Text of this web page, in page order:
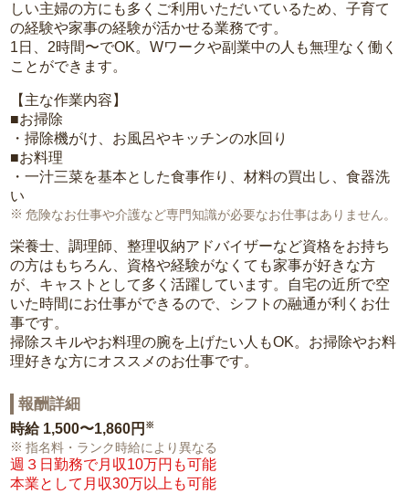
しい主婦の方にも多くご利用いただいているため、子育て
の経験や家事の経験が活かせる業務です。
1日、2時間〜でOK。Wワークや副業中の人も無理なく働く
ことができます。
【主な作業内容】
■お掃除
・掃除機がけ、お風呂やキッチンの水回り
■お料理
・一汁三菜を基本とした食事作り、材料の買出し、食器洗
い
危険なお仕事や介護など専門知識が必要なお仕事はありません。
栄養士、調理師、整理収納アドバイザーなど資格をお持ち
の方はもちろん、資格や経験がなくても家事が好きな方
が、キャストとして多く活躍しています。自宅の近所で空
いた時間にお仕事ができるので、シフトの融通が利くお仕
事です。
掃除スキルやお料理の腕を上げたい人もOK。お掃除やお料
理好きな方にオススメのお仕事です。
報酬詳細
時給 1,500〜1,860円 ※
指名料・ランク時給により異なる
週３日勤務で月収10万円も可能
本業として月収30万以上も可能